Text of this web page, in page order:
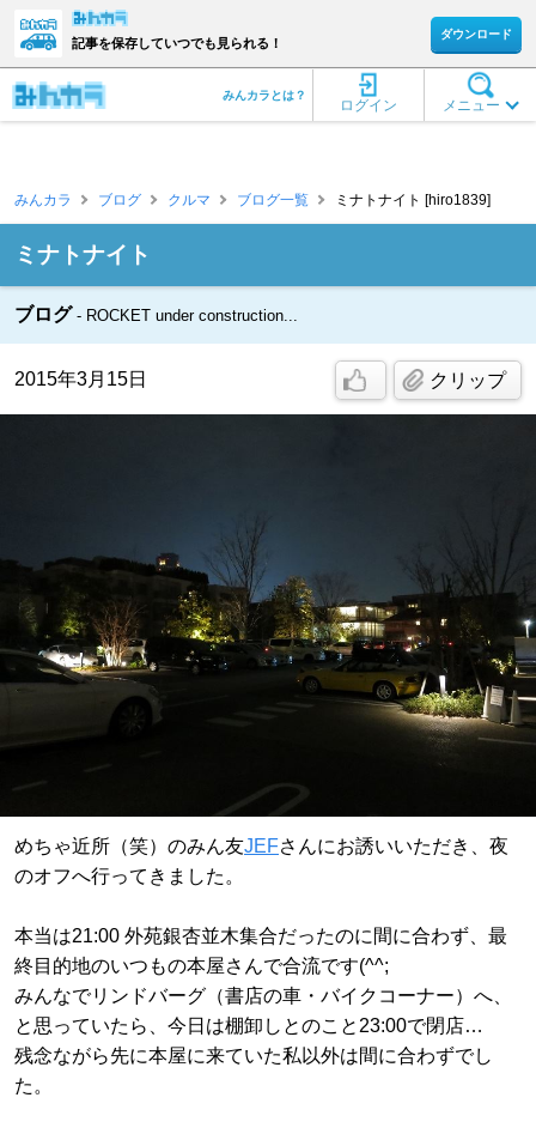
記事を保存していつでも見られる！
ダウンロード
メニュー
ログイン
みんカラとは？
みんカラ ブログ クルマ ブログ一覧 ミナトナイト [hiro1839]
ミナトナイト
ブログ ROCKET under construction...
2015年3月15日 クリップ
めちゃ近所（笑）のみん友JEFさんにお誘いいただき、夜
のオフへ行ってきました。
本当は21:00 外苑銀杏並木集合だったのに間に合わず、最
終目的地のいつもの本屋さんで合流です(^^;
みんなでリンドバーグ（書店の車・バイクコーナー）へ、
と思っていたら、今日は棚卸しとのこと23:00で閉店…
残念ながら先に本屋に来ていた私以外は間に合わずでし
た。